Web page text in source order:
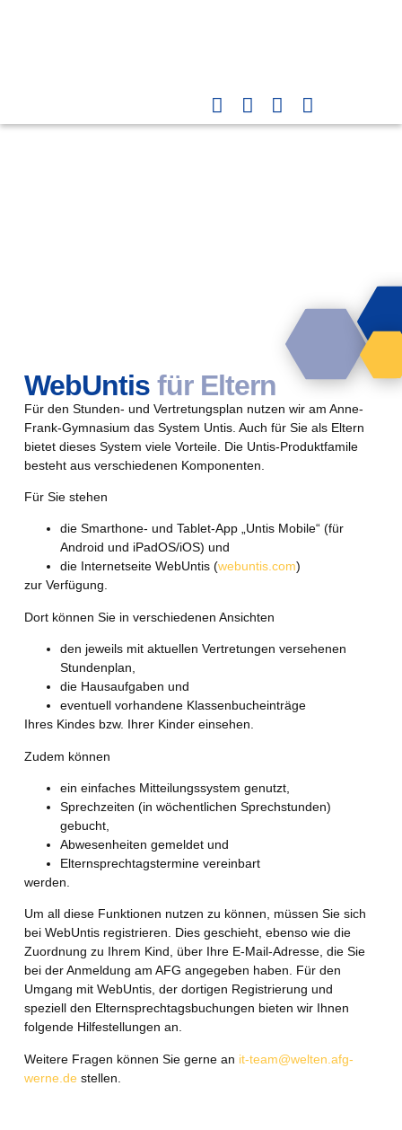
WebUntis für Eltern
Für den Stunden- und Vertretungsplan nutzen wir am Anne-
Frank-Gymnasium das System Untis. Auch für Sie als Eltern
bietet dieses System viele Vorteile. Die Untis-Produktfamile
besteht aus verschiedenen Komponenten.
Für Sie stehen
die Smarthone- und Tablet-App „Untis Mobile“ (für
Android und iPadOS/iOS) und
die Internetseite WebUntis (webuntis.com)
zur Verfügung.
Dort können Sie in verschiedenen Ansichten
den jeweils mit aktuellen Vertretungen versehenen
Stundenplan,
die Hausaufgaben und
eventuell vorhandene Klassenbucheinträge
Ihres Kindes bzw. Ihrer Kinder einsehen.
Zudem können
ein einfaches Mitteilungssystem genutzt,
Sprechzeiten (in wöchentlichen Sprechstunden)
gebucht,
Abwesenheiten gemeldet und
Elternsprechtagstermine vereinbart
werden.
Um all diese Funktionen nutzen zu können, müssen Sie sich
bei WebUntis registrieren. Dies geschieht, ebenso wie die
Zuordnung zu Ihrem Kind, über Ihre E-Mail-Adresse, die Sie
bei der Anmeldung am AFG angegeben haben. Für den
Umgang mit WebUntis, der dortigen Registrierung und
speziell den Elternsprechtagsbuchungen bieten wir Ihnen
folgende Hilfestellungen an.
Weitere Fragen können Sie gerne an it-team@welten.afg-
werne.de stellen.